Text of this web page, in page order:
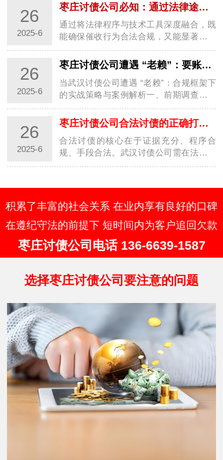
护商业环境的稳定与良好运作。随着商业交易的增加
和…
26
2025-6
枣庄讨债公司必知：通过法律途径要账的关键步骤
通过将法律程序与技术工具深度融合，既
能确保催收行为合法合规，又能显著提升
回款效率，实现商业债权的最大化保护。
一、证据链构建与债务性质认定1. 全维度
证据固定基础证据：合同、借条、转账记
录需…
26
2025-6
枣庄讨债公司遭遇 “老赖”：要账实战经验大分享
当武汉讨债公司遭遇 “老赖”：合规框架下
的实战策略与案例解析一、前期调查：用
数据构建 “老赖” 行为画像1. 多维信息穿透
术工商 / 司法数据联动：通过国家企业信
用信息公示系统查询 “老赖” 关联…
26
2025-6
枣庄讨债公司合法讨债的正确打开方式你知道几种？
合法讨债的核心在于证据充分、程序合
规、手段合法。武汉讨债公司需在法律框
架内灵活运用协商、调解、诉讼等手段，
建议债权人优先通过法律途径解决纠纷，
必要时委…
积累了丰富的社会关系 在业内享有良好的口碑
在遵纪守法的前提下 短时间内为客户追回欠款
枣庄讨债公司电话 136-6639-1587
选择枣庄讨债公司要注意的问题